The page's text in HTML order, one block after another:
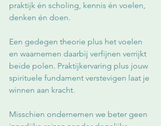
praktijk én scholing, kennis én voelen,
denken én doen.
Een gedegen theorie plus het voelen
en waarnemen daarbij verfijnen verrijkt
beide polen. Praktijkervaring plus jouw
spirituele fundament verstevigen laat je
winnen aan kracht.
Misschien ondernemen we beter geen